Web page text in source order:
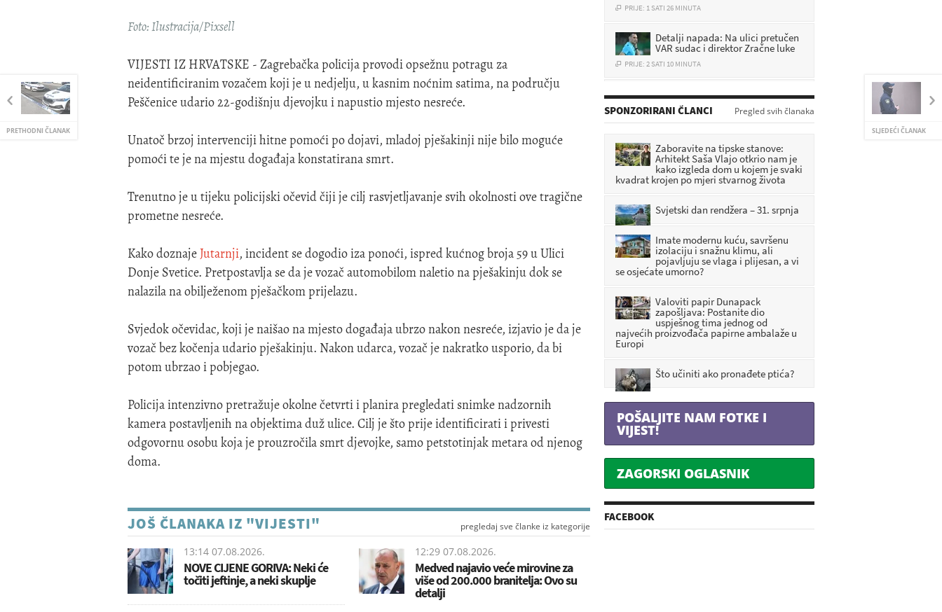
PRETHODNI ČLANAK SLJEDEĆI ČLANAK
Foto: Ilustracija/Pixsell
VIJESTI IZ HRVATSKE - Zagrebačka policija provodi opsežnu potragu za
neidentificiranim vozačem koji je u nedjelju, u kasnim noćnim satima, na području
Peščenice udario 22-godišnju djevojku i napustio mjesto nesreće.
Unatoč brzoj intervenciji hitne pomoći po dojavi, mladoj pješakinji nije bilo moguće
pomoći te je na mjestu događaja konstatirana smrt.
Trenutno je u tijeku policijski očevid čiji je cilj rasvjetljavanje svih okolnosti ove tragične
prometne nesreće.
Kako doznaje Jutarnji, incident se dogodio iza ponoći, ispred kućnog broja 59 u Ulici
Donje Svetice. Pretpostavlja se da je vozač automobilom naletio na pješakinju dok se
nalazila na obilježenom pješačkom prijelazu.
Svjedok očevidac, koji je naišao na mjesto događaja ubrzo nakon nesreće, izjavio je da je
vozač bez kočenja udario pješakinju. Nakon udarca, vozač je nakratko usporio, da bi
potom ubrzao i pobjegao.
Policija intenzivno pretražuje okolne četvrti i planira pregledati snimke nadzornih
kamera postavljenih na objektima duž ulice. Cilj je što prije identificirati i privesti
odgovornu osobu koja je prouzročila smrt djevojke, samo petstotinjak metara od njenog
doma.
JOŠ ČLANAKA IZ "VIJESTI" pregledaj sve članke iz kategorije
13:14 07.08.2026.
NOVE CIJENE GORIVA: Neki će
točiti jeftinje, a neki skuplje
12:29 07.08.2026.
Medved najavio veće mirovine za
više od 200.000 branitelja: Ovo su
detalji
VAR sudac i direktor Zračne luke
 PRIJE: 2 SATI 10 MINUTA
točiti jeftinje, a neki skuplje
 PRIJE: 27 MINUTA
Prijavite se za humanitarnu
slikarsku koloniju za branitelje
KZŽ
 PRIJE: 36 MINUTA
SPONZORIRANI ČLANCI Pregled svih članaka
Zaboravite na tipske stanove:
Arhitekt Saša Vlajo otkrio nam je
kako izgleda dom u kojem je svaki
kvadrat krojen po mjeri stvarnog života
Svjetski dan rendžera – 31. srpnja
Imate modernu kuću, savršenu
izolaciju i snažnu klimu, ali
pojavljuju se vlaga i plijesan, a vi
se osjećate umorno?
Valoviti papir Dunapack
zapošljava: Postanite dio
uspješnog tima jednog od
najvećih proizvođača papirne ambalaže u
Europi
Što učiniti ako pronađete ptića?
POŠALJITE NAM FOTKE I
VIJEST!
ZAGORSKI OGLASNIK
FACEBOOK